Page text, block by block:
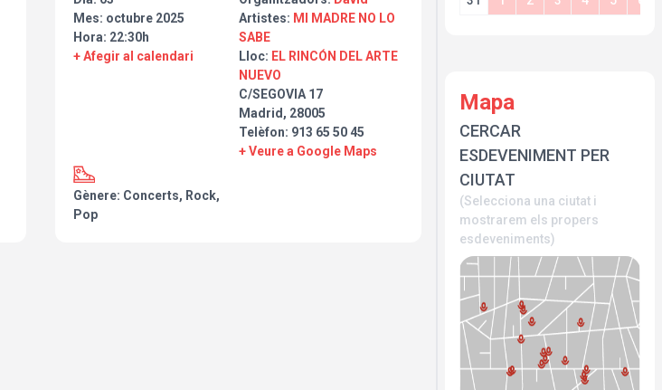
Mes: octubre 2025
Hora: 22:30h
+ Afegir al calendari
Artistes: MI MADRE NO LO
SABE
Lloc: EL RINCÓN DEL ARTE
NUEVO
C/SEGOVIA 17
Madrid, 28005
Telèfon: 913 65 50 45
+ Veure a Google Maps
Gènere: Concerts, Rock,
Pop
Mapa
CERCAR
ESDEVENIMENT PER
CIUTAT
(Selecciona una ciutat i
mostrarem els propers
esdeveniments)